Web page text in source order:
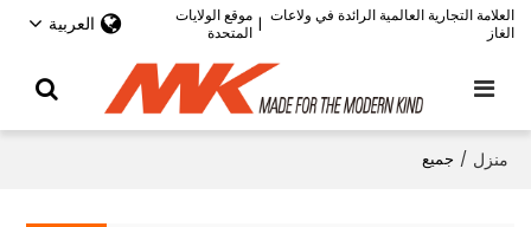
العلامة التجارية العالمية الرائدة في ولاعات
الغاز
| موقع الولايات
المتحدة
العربية
منزل / جميع